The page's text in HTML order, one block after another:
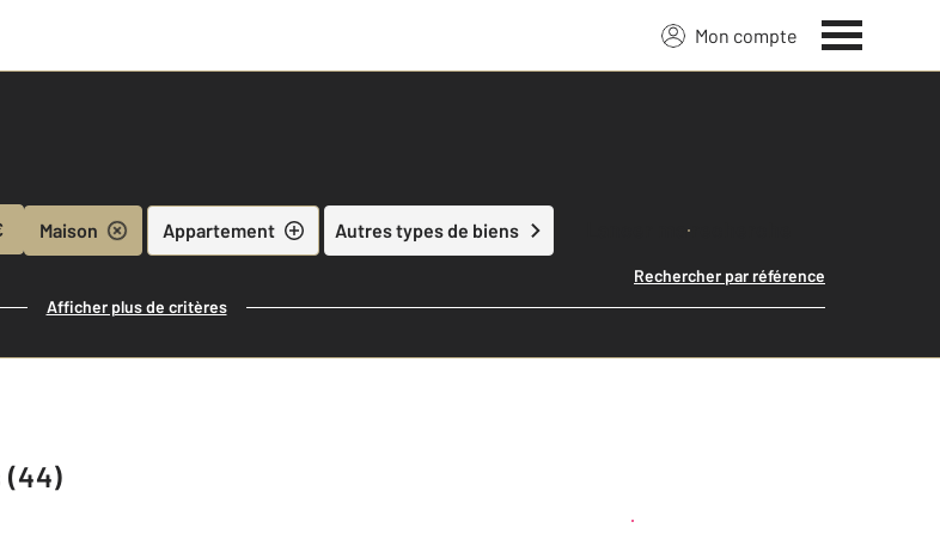
Mon compte
Maison Appartement Autres types de biens Lancer ma recherche
Rechercher par référence
Afficher plus de critères
(44)
Créer une alerte